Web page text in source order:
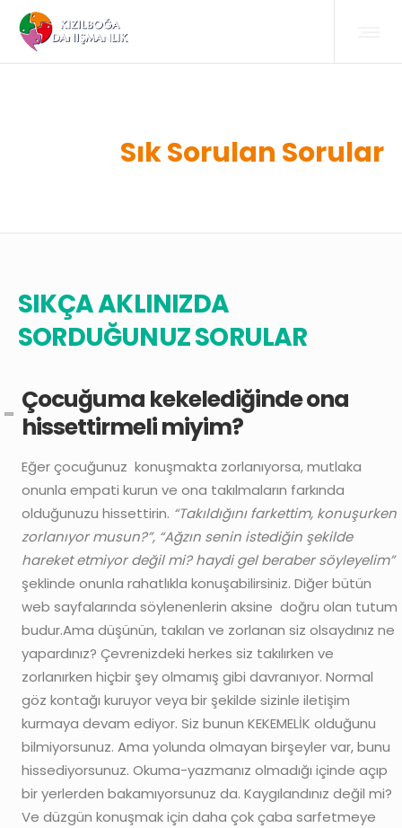
Sık Sorulan Sorular
SIKÇA AKLINIZDA
SORDUĞUNUZ SORULAR
Çocuğuma kekelediğinde ona
hissettirmeli miyim?
Eğer çocuğunuz konuşmakta zorlanıyorsa, mutlaka
onunla empati kurun ve ona takılmaların farkında
olduğunuzu hissettirin. “Takıldığını farkettim, konuşurken
zorlanıyor musun?”, “Ağzın senin istediğin şekilde
hareket etmiyor değil mi? haydi gel beraber söyleyelim”
şeklinde onunla rahatlıkla konuşabilirsiniz. Diğer bütün
web sayfalarında söylenenlerin aksine doğru olan tutum
budur.Ama düşünün, takılan ve zorlanan siz olsaydınız ne
yapardınız? Çevrenizdeki herkes siz takılırken ve
zorlanırken hiçbir şey olmamış gibi davranıyor. Normal
göz kontağı kuruyor veya bir şekilde sizinle iletişim
kurmaya devam ediyor. Siz bunun KEKEMELİK olduğunu
bilmiyorsunuz. Ama yolunda olmayan birşeyler var, bunu
hissediyorsunuz. Okuma-yazmanız olmadığı içinde açıp
bir yerlerden bakamıyorsunuz da. Kaygılandınız değil mi?
Ve düzgün konuşmak için daha çok çaba sarfetmeye